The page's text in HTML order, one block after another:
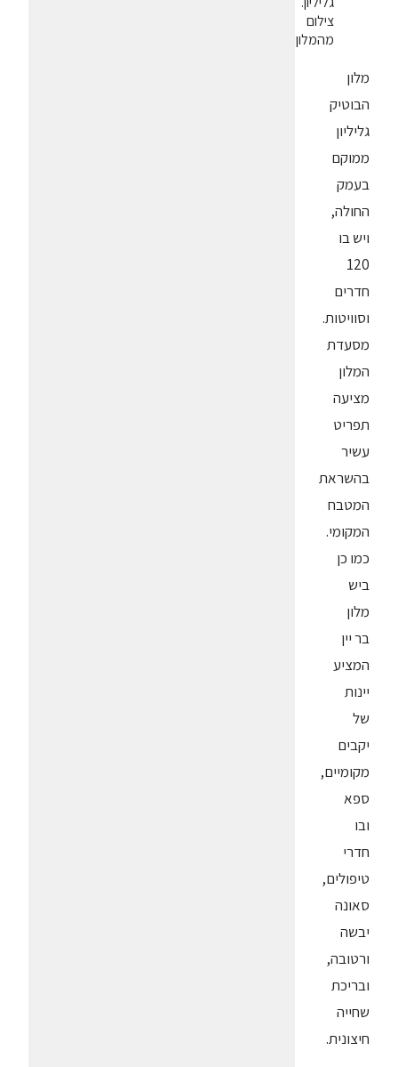
צילום
מהמלון
מלון
הבוטיק
גליליון
ממוקם
בעמק
החולה,
ויש בו
120
חדרים
וסוויטות.
מסעדת
המלון
מציעה
תפריט
עשיר
בהשראת
המטבח
המקומי.
כמו כן
ביש
מלון
בר יין
המציע
יינות
של
יקבים
מקומיים,
ספא
ובו
חדרי
טיפולים,
סאונה
יבשה
ורטובה,
ובריכת
שחייה
חיצונית.